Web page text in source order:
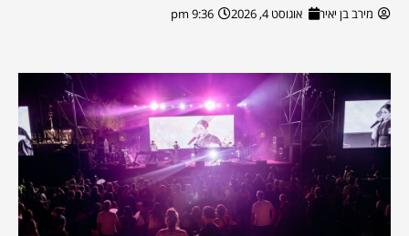
מירב בן יאיר אוגוסט 4, 2026 9:36 pm